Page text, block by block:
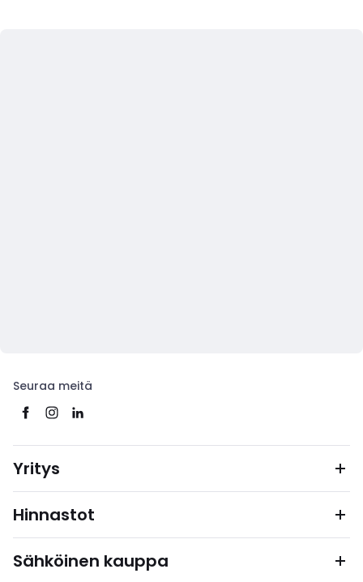
Seuraa meitä
Yritys
Hinnastot
Sähköinen kauppa